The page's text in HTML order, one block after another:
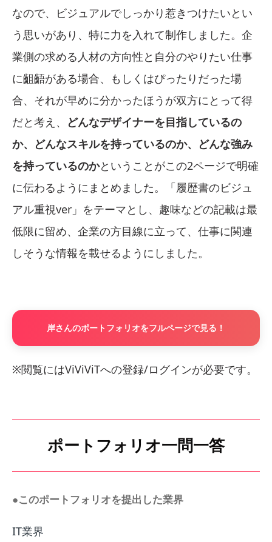
なので、ビジュアルでしっかり惹きつけたいとい
う思いがあり、特に力を入れて制作しました。企
業側の求める人材の方向性と自分のやりたい仕事
に齟齬がある場合、もしくはぴったりだった場
合、それが早めに分かったほうが双方にとって得
だと考え、
どんなデザイナーを目指しているの
か、どんなスキルを持っているのか、どんな強み
を持っているのかということがこの2ページで明確
に伝わるようにまとめました。「履歴書のビジュ
アル重視ver」をテーマとし、趣味などの記載は最
低限に留め、企業の方目線に立って、仕事に関連
しそうな情報を載せるようにしました。
岸さんのポートフォリオをフルページで見る！
※閲覧にはViViViTへの登録/ログインが必要です。
ポートフォリオ一問一答
●このポートフォリオを提出した業界
IT業界